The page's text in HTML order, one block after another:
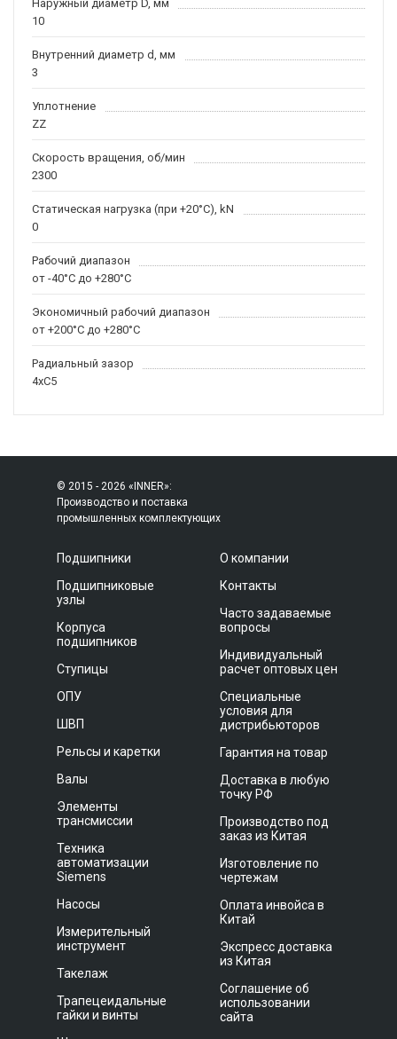
Наружный диаметр D, мм
10
Внутренний диаметр d, мм
3
Уплотнение
ZZ
Скорость вращения, об/мин
2300
Статическая нагрузка (при +20°C), kN
0
Рабочий диапазон
от -40°C до +280°C
Экономичный рабочий диапазон
от +200°C до +280°C
Радиальный зазор
4xC5
© 2015 - 2026 «INNER»:
Производство и поставка
промышленных комплектующих
Подшипники
Подшипниковые
узлы
Корпуса
подшипников
Ступицы
ОПУ
ШВП
Рельсы и каретки
Валы
Элементы
трансмиссии
Техника
автоматизации
Siemens
Насосы
Измерительный
инструмент
Такелаж
Трапецеидальные
гайки и винты
О компании
Контакты
Часто задаваемые
вопросы
Индивидуальный
расчет оптовых цен
Специальные
условия для
дистрибьюторов
Гарантия на товар
Доставка в любую
точку РФ
Производство под
заказ из Китая
Изготовление по
чертежам
Оплата инвойса в
Китай
Экспресс доставка
из Китая
Соглашение об
использовании
сайта